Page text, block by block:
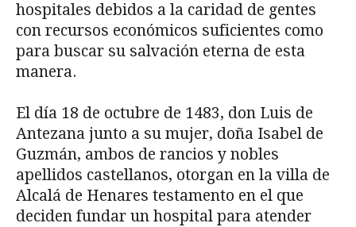
hospitales debidos a la caridad de gentes
con recursos económicos suficientes como
para buscar su salvación eterna de esta
manera.
El día 18 de octubre de 1483, don Luis de
Antezana junto a su mujer, doña Isabel de
Guzmán, ambos de rancios y nobles
apellidos castellanos, otorgan en la villa de
Alcalá de Henares testamento en el que
deciden fundar un hospital para atender